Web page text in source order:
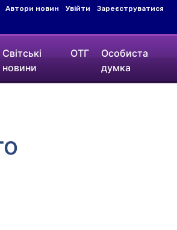
Автори новин Увійти Зареєструватися
Світські
новини
ОТГ
Особиста
думка